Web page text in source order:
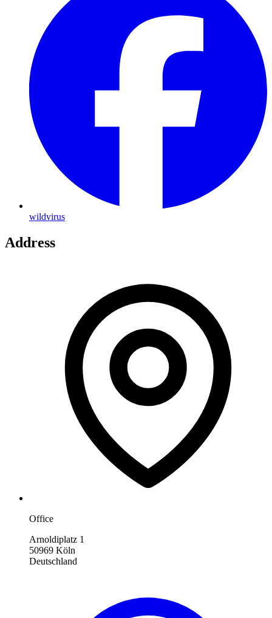
wildvirus
Address
Office
Arnoldiplatz 1
50969 Köln
Deutschland